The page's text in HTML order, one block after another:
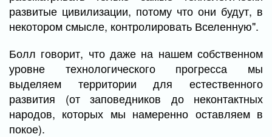
развитые цивилизации, потому что они будут, в
некотором смысле, контролировать Вселенную".
Болл говорит, что даже на нашем собственном
уровне технологического прогресса мы
выделяем территории для естественного
развития (от заповедников до неконтактных
народов, которых мы намеренно оставляем в
покое).